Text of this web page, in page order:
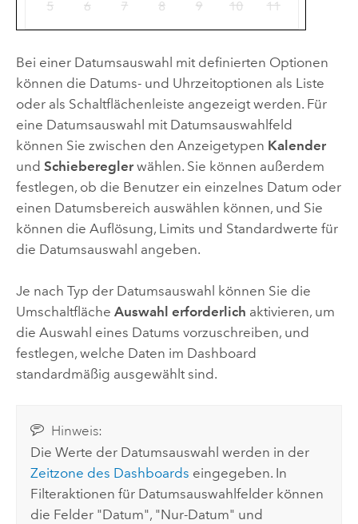
Bei einer Datumsauswahl mit definierten Optionen
können die Datums- und Uhrzeitoptionen als Liste
oder als Schaltflächenleiste angezeigt werden. Für
eine Datumsauswahl mit Datumsauswahlfeld
können Sie zwischen den Anzeigetypen Kalender
und Schiebereglerwählen. Sie können außerdem
festlegen, ob die Benutzer ein einzelnes Datum oder
einen Datumsbereich auswählen können, und Sie
können die Auflösung, Limits und Standardwerte für
die Datumsauswahl angeben.
Je nach Typ der Datumsauswahl können Sie die
Umschaltfläche Auswahl erforderlich aktivieren, um
die Auswahl eines Datums vorzuschreiben, und
festlegen, welche Daten im Dashboard
standardmäßig ausgewählt sind.
Hinweis:
Die Werte der Datumsauswahl werden in der
Zeitzone des Dashboards eingegeben. In
Filteraktionen für Datumsauswahlfelder können
die Felder "Datum", "Nur-Datum" und